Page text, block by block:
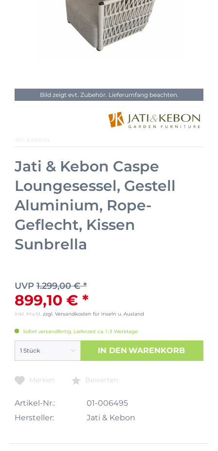
Bild zeigt evt. Zubehör. Lieferumfang beachten.
JATI & KEBON
Jati & Kebon Caspe
Loungesessel, Gestell
Aluminium, Rope-
Geflecht, Kissen
Sunbrella
UVP 1.299,00 € *
899,10 € *
inkl. MwSt. zzgl. Versandkosten für Inseln u. Ausland
Sofort versandfertig, Lieferzeit ca. 1-3 Werktage
IN DEN WARENKORB
Merken Bewerten
Artikel-Nr.:
01-006495
Hersteller:
Jati & Kebon